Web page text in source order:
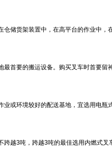
储货架装置中，在高平台的作业中
最首要的搬运设备。购买叉车时首要留
或环境较好的配送基地，宜选用电瓶
越3吨，跨越3吨的最佳选用内燃式叉